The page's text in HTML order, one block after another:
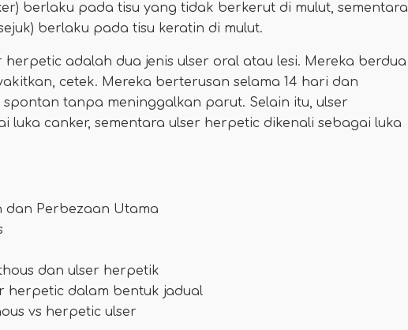
berlaku pada tisu yang tidak berkerut di mulut, sementara
berlaku pada tisu keratin di mulut.
adalah dua jenis ulser oral atau lesi. Mereka berdua
cetek. Mereka berterusan selama 14 hari dan
tanpa meninggalkan parut. Selain itu, ulser
luka canker, sementara ulser herpetic dikenali sebagai luka
dan Perbezaan Utama
dan ulser herpetik
herpetic dalam bentuk jadual
vs herpetic ulser